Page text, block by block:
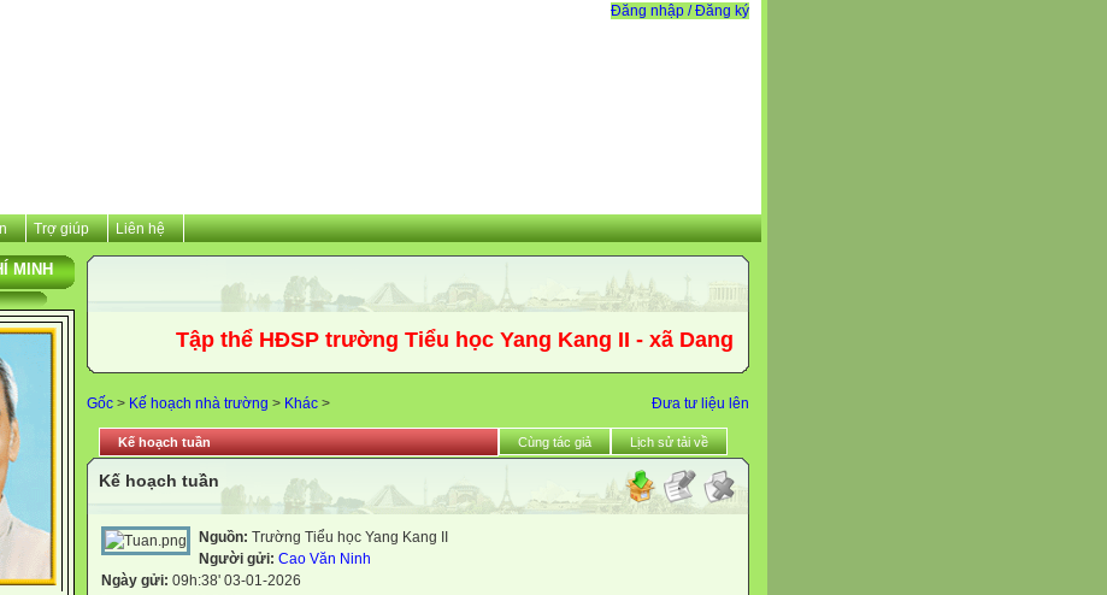
Đăng nhập / Đăng ký
Trợ giúp Liên hệ
MINH
Tập thể HĐSP trường Tiểu học Yang Kang II - xã Dang Kang - tỉnh Đăk Lăk quyết tâm thực
Đưa tư liệu lên
Gốc > Kế hoạch nhà trường > Khác >
Kế hoạch tuần Cùng tác giả Lịch sử tải về
Kế hoạch tuần
Nguồn: Trường Tiểu học Yang Kang II
Người gửi: Cao Văn Ninh
Ngày gửi: 09h:38' 03-01-2026